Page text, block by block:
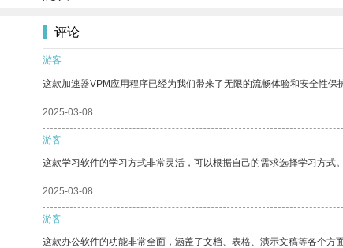
评论
游客
这款加速器VPM应用程序已经为我们带来了无限的流畅体验和安全性保
2025-03-08
游客
这款学习软件的学习方式非常灵活，可以根据自己的需求选择学习方式
2025-03-08
游客
这款办公软件的功能非常全面，涵盖了文档、表格、演示文稿等各个方